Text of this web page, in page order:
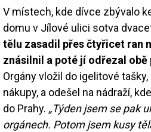
V místech, kde dívce zbývalo
domu v Jílové ulici sotva
tělu zasadil přes čtyřicet ran
znásilnil a poté jí odřezal
Orgány vložil do igelitové
nákupy, a odešel na nádraží,
do Prahy. „Týden jsem se pak
orgánech. Potom jsem kusy